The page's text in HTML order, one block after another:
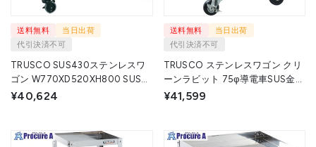
送料無料
当日出荷
代引決済不可
TRUSCO SUS430ステンレスワ
ゴン W770XD520XH800 SUS4-
511B (770X520XH795)
¥40,624
送料無料
当日出荷
代引決済不可
TRUSCO ステンレスワゴン クリ
ーンラビット 75φ導電車SUS金具
360×360×H600 2段 CRB-632SD
¥41,599